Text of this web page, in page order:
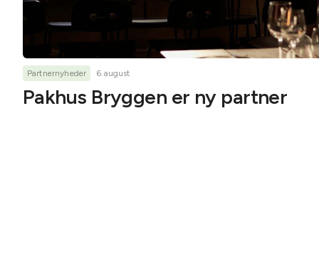
Partnernyheder 6 august
Pakhus Bryggen er ny partner